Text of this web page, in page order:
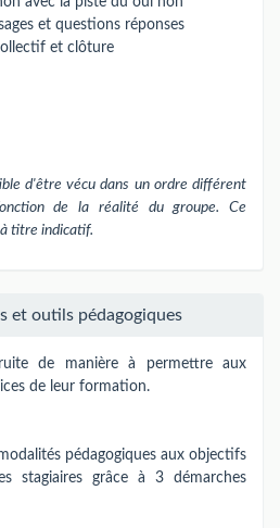
et questions réponses
et clôture
d'être vécu dans un ordre différent
de la réalité du groupe. Ce
titre indicatif.
et outils pédagogiques
de manière à permettre aux
de leur formation.
pédagogiques aux objectifs
stagiaires grâce à 3 démarches